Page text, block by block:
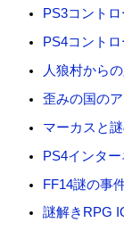
PS3コント
PS4コント
人狼村から
歪みの国の
マーカスと
PS4インタ
FF14謎の事
謎解きRPG